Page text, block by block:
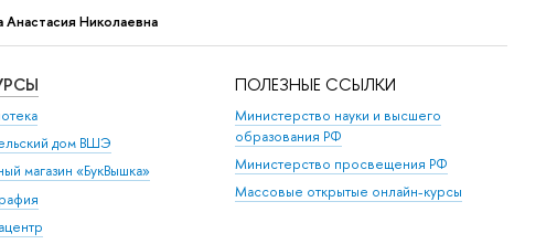
Анастасия Николаевна
дом ВШЭ
магазин «БукВышка»
ПОЛЕЗНЫЕ ССЫЛКИ
Министерство науки и высшего
образования РФ
Министерство просвещения РФ
Массовые открытые онлайн-курсы